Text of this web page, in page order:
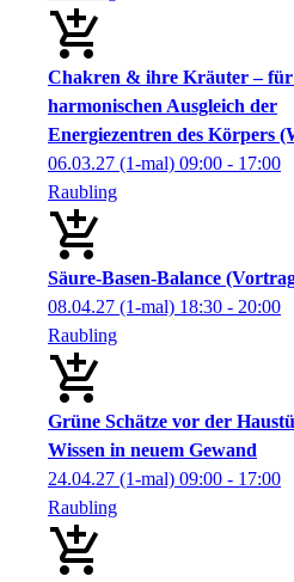
Chakren & ihre Kräuter – für
harmonischen Ausgleich der
Energiezentren des Körpers
06.03.27 (1-mal) 09:00 - 17:00
Raubling
Säure-Basen-Balance
08.04.27 (1-mal) 18:30 - 20:00
Raubling
Grüne Schätze vor der
Wissen in neuem Gewand
24.04.27 (1-mal) 09:00 - 17:00
Raubling